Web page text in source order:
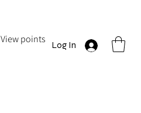
View points
Log In